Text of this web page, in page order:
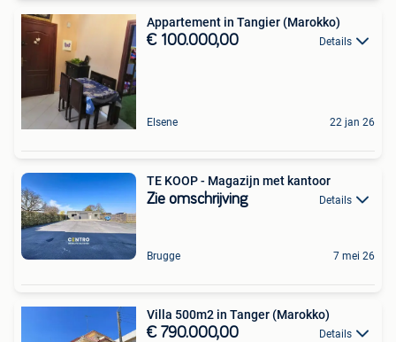
Appartement in Tangier (Marokko)
€ 100.000,00 Details
Elsene 22 jan 26
TE KOOP - Magazijn met kantoor
Zie omschrijving Details
Brugge 7 mei 26
Villa 500m2 in Tanger (Marokko)
€ 790.000,00 Details